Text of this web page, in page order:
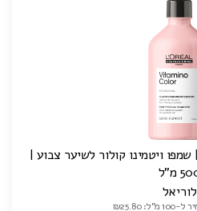
LOREAL SERIE EXPERT | שמפו ויטמינו קולור לשיער צבוע |
מ"ל
לוריאל
מ"ל: ₪25.80